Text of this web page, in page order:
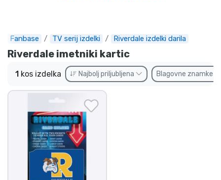
Fanbase TV serij izdelki Riverdale izdelki darila
Riverdale imetniki kartic
1 kos izdelka Najbolj priljubljena Blagovne znamke
Ekspresna dostava
Prednaročila
Outlet izdelki
Dostava in plačilo
Tv serijske izdelki
Filmske izdelki